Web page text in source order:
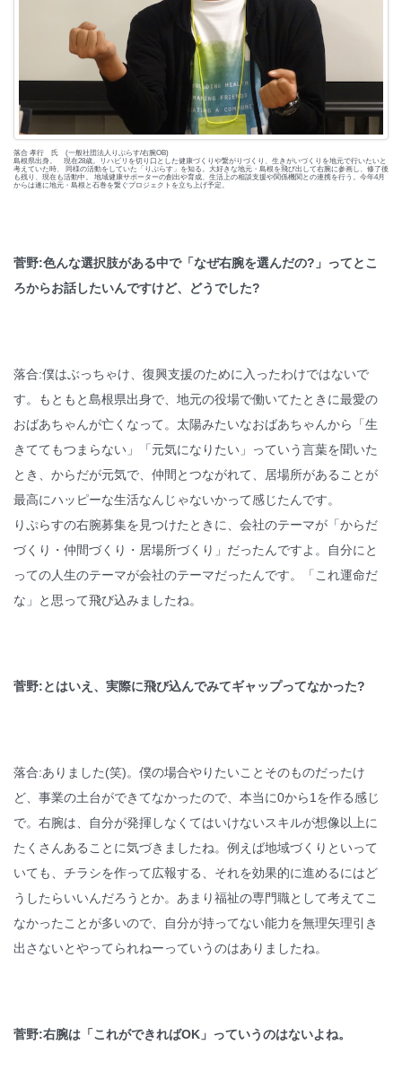
落合 孝行 氏 (一般社団法人りぷらす/右腕OB)
島根県出身。 現在28歳。リハビリを切り口とした健康づくりや繋がりづくり、生きがいづくりを地元で行いたいと
考えていた時、 同様の活動をしていた「りぷらす」を知る。大好きな地元・島根を飛び出して右腕に参画し、修了後
も残り、現在も活動中。 地域健康サポーターの創出や育成、生活上の相談支援や関係機関との連携を行う。今年4月
からは遂に地元・島根と石巻を繋ぐプロジェクトを立ち上げ予定。
菅野:色んな選択肢がある中で「なぜ右腕を選んだの?」ってとこ
ろからお話したいんですけど、どうでした?
落合:僕はぶっちゃけ、復興支援のために入ったわけではないで
す。もともと島根県出身で、地元の役場で働いてたときに最愛の
おばあちゃんが亡くなって。太陽みたいなおばあちゃんから「生
きててもつまらない」「元気になりたい」っていう言葉を聞いた
とき、からだが元気で、仲間とつながれて、居場所があることが
最高にハッピーな生活なんじゃないかって感じたんです。
りぷらすの右腕募集を見つけたときに、会社のテーマが「からだ
づくり・仲間づくり・居場所づくり」だったんですよ。自分にと
っての人生のテーマが会社のテーマだったんです。「これ運命だ
な」と思って飛び込みましたね。
菅野:とはいえ、実際に飛び込んでみてギャップってなかった?
落合:ありました(笑)。僕の場合やりたいことそのものだったけ
ど、事業の土台ができてなかったので、本当に0から1を作る感じ
で。右腕は、自分が発揮しなくてはいけないスキルが想像以上に
たくさんあることに気づきましたね。例えば地域づくりといって
いても、チラシを作って広報する、それを効果的に進めるにはど
うしたらいいんだろうとか。あまり福祉の専門職として考えてこ
なかったことが多いので、自分が持ってない能力を無理矢理引き
出さないとやってられねーっていうのはありましたね。
菅野:右腕は「これができればOK」っていうのはないよね。